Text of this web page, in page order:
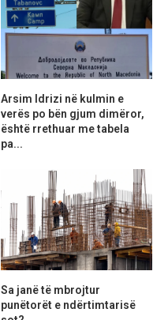
Arsim Idrizi në kulmin e
verës po bën gjum dimëror,
është rrethuar me tabela
pa...
Sa janë të mbrojtur
punëtorët e ndërtimtarisë